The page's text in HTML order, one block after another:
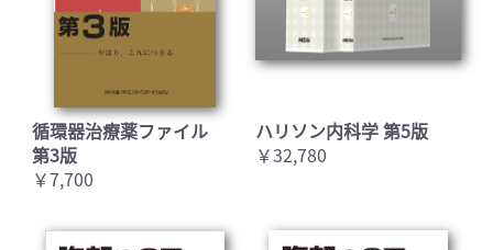
循環器治療薬ファイル
第3版
￥7,700
ハリソン内科学 第5版
￥32,780